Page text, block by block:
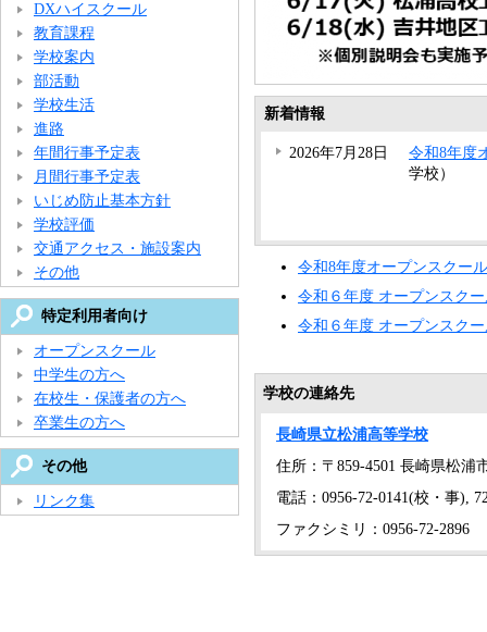
新着情報
2026年7月28日
令和8年度
学校）
令和8年度オープンスクー
令和６年度 オープンスク
令和６年度 オープンスク
学校の連絡先
長崎県立松浦高等学校
住所：〒859-4501 長崎県松浦
電話：0956-72-0141(校・事),
ファクシミリ：0956-72-2896
DXハイスクール
教育課程
学校案内
部活動
学校生活
進路
年間行事予定表
月間行事予定表
いじめ防止基本方針
学校評価
交通アクセス・施設案内
その他
特定利用者向け
オープンスクール
中学生の方へ
在校生・保護者の方へ
卒業生の方へ
その他
リンク集